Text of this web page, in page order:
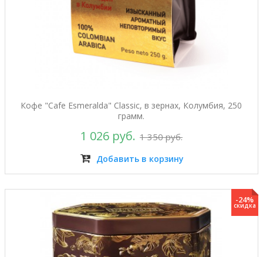
Кофе "Cafe Esmeralda" Classic, в зернах, Колумбия, 250
грамм.
1 026 руб. 1 350 руб.
Добавить в корзину
-24%
скидка